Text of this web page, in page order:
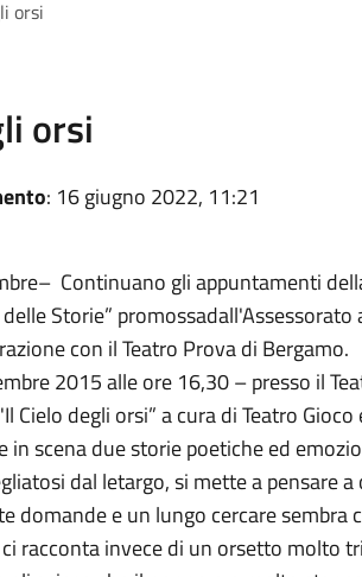
orsi
orsi
: 16 giugno 2022, 11:21
Continuano gli appuntamenti
Storie”
con il Teatro Prova di Bergamo.
2015 alle ore 16,30 – presso il
Cielo degli orsi” a cura di Teatro Gioco
in scena due storie poetiche ed
dal letargo, si mette a pensare a
domande e un lungo cercare sembra
racconta invece di un orsetto molto